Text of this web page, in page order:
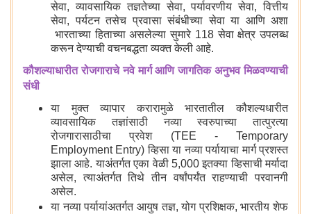
सेवा, व्यावसायिक तज्ञतेच्या सेवा, पर्यावरणीय सेवा, वित्तीय
सेवा, पर्यटन तसेच प्रवासा संबंधीच्या सेवा या आणि अशा
भारताच्या हिताच्या असलेल्या सुमारे 118 सेवा क्षेत्र उपलब्ध
करून देण्याची वचनबद्धता व्यक्त केली आहे.
कौशल्याधारीत रोजगाराचे नवे मार्ग आणि जागतिक अनुभव मिळवण्याची
संधी
या मुक्त व्यापार करारामुळे भारतातील कौशल्यधारीत
व्यावसायिक तज्ञांसाठी नव्या स्वरुपाच्या तात्पुरत्या
रोजगारासाठीचा प्रवेश (TEE - Temporary
Employment Entry) व्हिसा या नव्या पर्यायाचा मार्ग प्रशस्त
झाला आहे. याअंतर्गत एका वेळी 5,000 इतक्या व्हिसाची मर्यादा
असेल, त्याअंतर्गत तिथे तीन वर्षांपर्यंत राहण्याची परवानगी
असेल.
या नव्या पर्यायांअतर्गत आयुष तज्ञ, योग प्रशिक्षक, भारतीय शेफ